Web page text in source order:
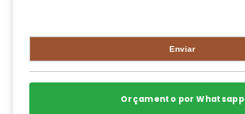
Orçamento por Whatsapp